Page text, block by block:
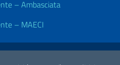
– Ambasciata
– MAECI